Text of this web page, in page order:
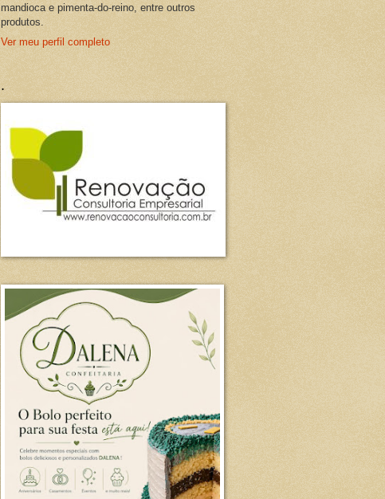
mandioca e pimenta-do-reino, entre outros
produtos.
Ver meu perfil completo
.